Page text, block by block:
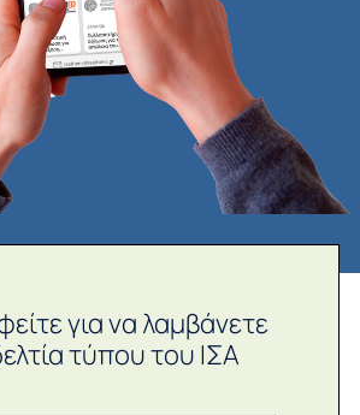
για να λαμβάνετε
τύπου του ΙΣΑ